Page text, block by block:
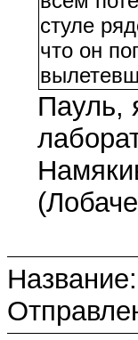
стуле
что он
Пауль,
Название: